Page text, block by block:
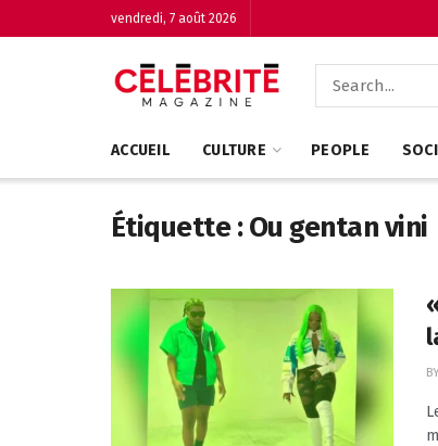
vendredi, 7 août 2026
ACCUEIL CULTURE PEOPLE
Étiquette :Ou gentan vini
BY